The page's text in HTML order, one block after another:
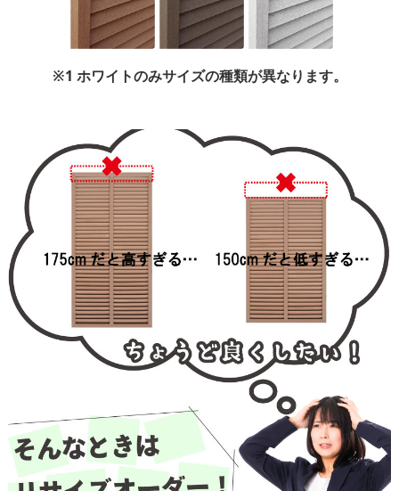
※1 ホワイトのみサイズの種類が異なります。